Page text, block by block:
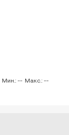
Мин.: -- Макс.: --